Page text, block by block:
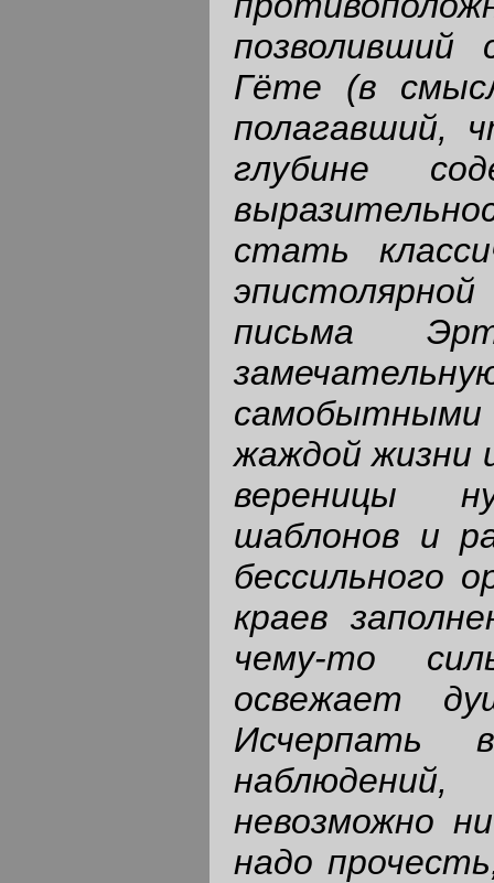
Гёте (в
полагавший,
глубине
стать
письма
жаждой жизни
вереницы
шаблонов и
бессильного
краев
чему-то
освежает
Исчерпать
наблюдений,
невозможно
надо